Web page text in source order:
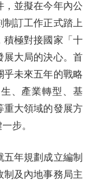
，並擬在今年內公
制訂工作正式踏上
積極對接國家「十
展大局的決心。首
乎未來五年的戰略
、產業轉型、基
重大領域的發展方
步。
年規劃成立編制
制及內地事務局主